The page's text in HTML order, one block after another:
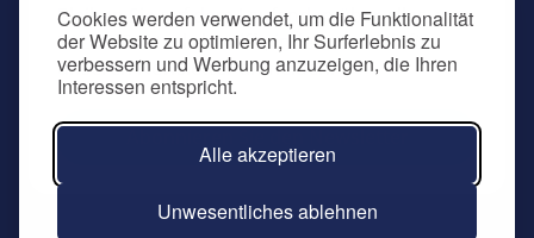
Cookies werden verwendet, um die Funktionalität
der Website zu optimieren, Ihr Surferlebnis zu
verbessern und Werbung anzuzeigen, die Ihren
Interessen entspricht.
Alle akzeptieren
Unwesentliches ablehnen
Bleiben Sie auf dem Laufenden über alles, was
SALUS Controls betrifft, indem Sie sich für
unseren Newsletter anmelden.